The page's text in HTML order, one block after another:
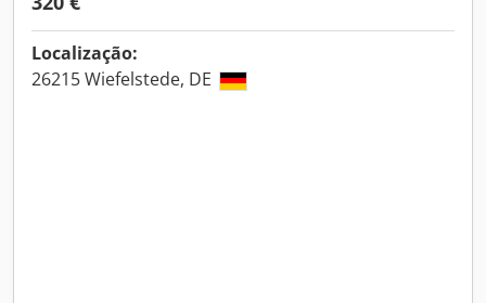
Localização:
26215 Wiefelstede, DE